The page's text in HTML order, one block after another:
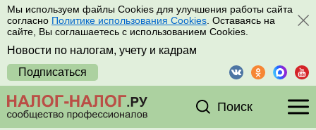
Мы используем файлы Cookies для улучшения работы сайта
согласно Политике использования Cookies . Оставаясь на
сайте, Вы соглашаетесь с использованием Cookies.
Новости по налогам, учету и кадрам
Подписаться
Поиск